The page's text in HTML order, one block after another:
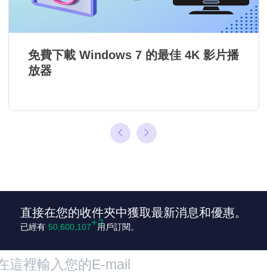
免費下載 Windows 7 的最佳 4K 影片播
放器
直接在您的收件夾中獲取最新消息和優惠。
已經有 50,600,109 用戶訂閱。